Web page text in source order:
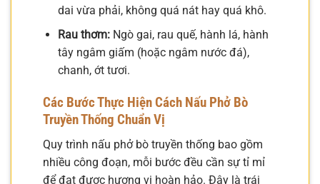
dai vừa phải, không quá nát hay quá khô.
Rau thơm:Ngò gai, rau quế, hành lá, hành
tây ngâm giấm (hoặc ngâm nước đá),
chanh, ớt tươi.
Các Bước Thực HiệnCách Nấu Phở Bò
Truyền Thống Chuẩn Vị
Quy trình nấu phở bò truyền thống bao gồm
nhiều công đoạn, mỗi bước đều cần sự tỉ mỉ
để đạt được hương vị hoàn hảo. Đây là trái